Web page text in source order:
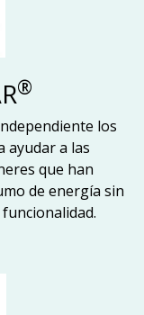
®
los
ayudar a las
que han
de energía sin